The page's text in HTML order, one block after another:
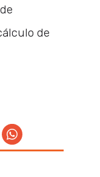
de